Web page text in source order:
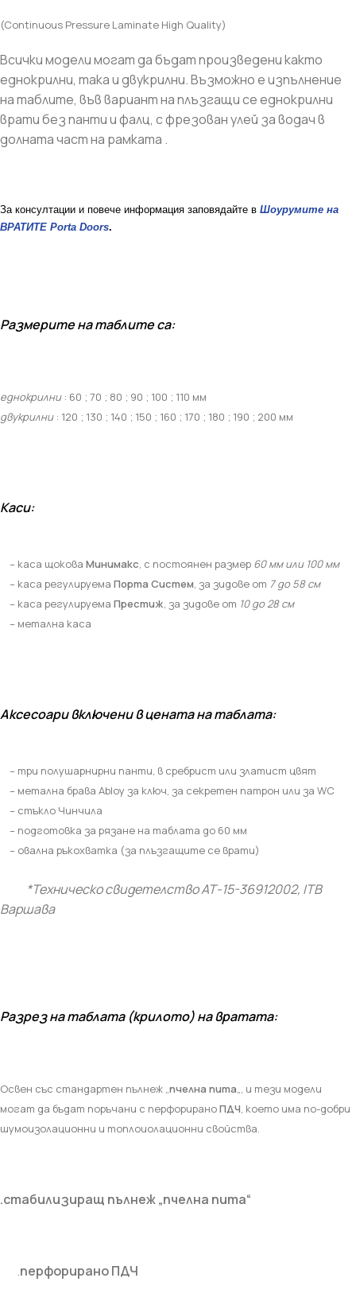
(Continuous Pressure Laminate High Quality)
Всички модели могат да бъдат произведени както
еднокрилни, така и двукрилни. Възможно е изпълнение
на таблите, във вариант на плъзгащи се еднокрилни
врати без панти и фалц, с фрезован улей за водач в
долната част на рамката .
За консултации и повече информация заповядайте в Шоурумите на
ВРАТИТЕ Porta Doors.
Размерите на таблите са:
еднокрилни : 60 ; 70 ; 80 ; 90 ; 100 ; 110 мм
двукрилни : 120 ; 130 ; 140 ; 150 ; 160 ; 170 ; 180 ; 190 ; 200 мм
Каси:
– каса щокова Минимакс , с постоянен размер 60 мм или 100 мм
– каса регулируема Порта Систем за зидове от 7 до 58 см
– каса регулируема Престиж , за зидове от 10 до 28 см
– метална каса
Аксесоари включени в цената на таблата:
– три полушарнирни панти, в сребрист или златист цвят
– метална брава Abloy за ключ, за секретен патрон или за WC
– стъкло Чинчила
– подготовка за рязане на таблата до 60 мм
– овална ръкохватка (за плъзгащите се врати)
*Техническо свидетелство АТ-15-36912002, ITB
Варшава
Разрез на таблата (крилото) на вратата:
Освен със стандартен пълнеж „ пчелна пита „, и тези модели
могат да бъдат поръчани с перфорираноПДЧ , което има по-добри
шумоизолационни и топлоиолационни свойства.
.стабилизиращ пълнеж „пчелна пита“
.перфорирано ПДЧ